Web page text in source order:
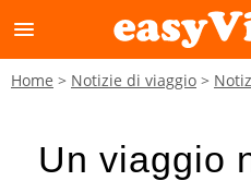
menu
Home Notizie di viaggio
Un viaggio